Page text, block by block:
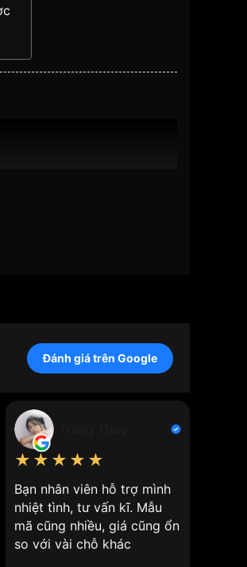
tốt. Một số loại
và kiểu dáng khác nhau,
từ basic, casual đến
người dùng.
Đánh giá trên Google
★★★★★
Bạn nhân viên hỗ trợ mình
nhiệt tình, tư vấn kĩ. Mẫu
mã cũng nhiều, giá cũng ổn
so với vài chỗ khác